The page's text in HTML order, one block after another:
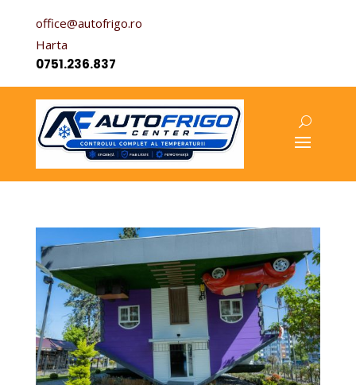
office@autofrigo.ro
Harta
0751.236.837